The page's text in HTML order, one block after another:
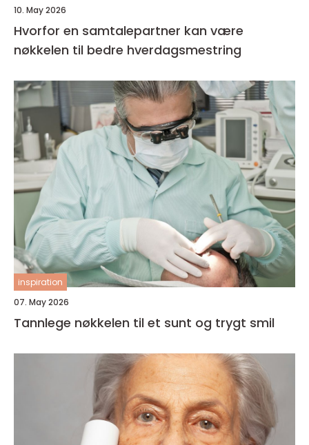
10. May 2026
Hvorfor en samtalepartner kan være
nøkkelen til bedre hverdagsmestring
inspiration
07. May 2026
Tannlege nøkkelen til et sunt og trygt smil